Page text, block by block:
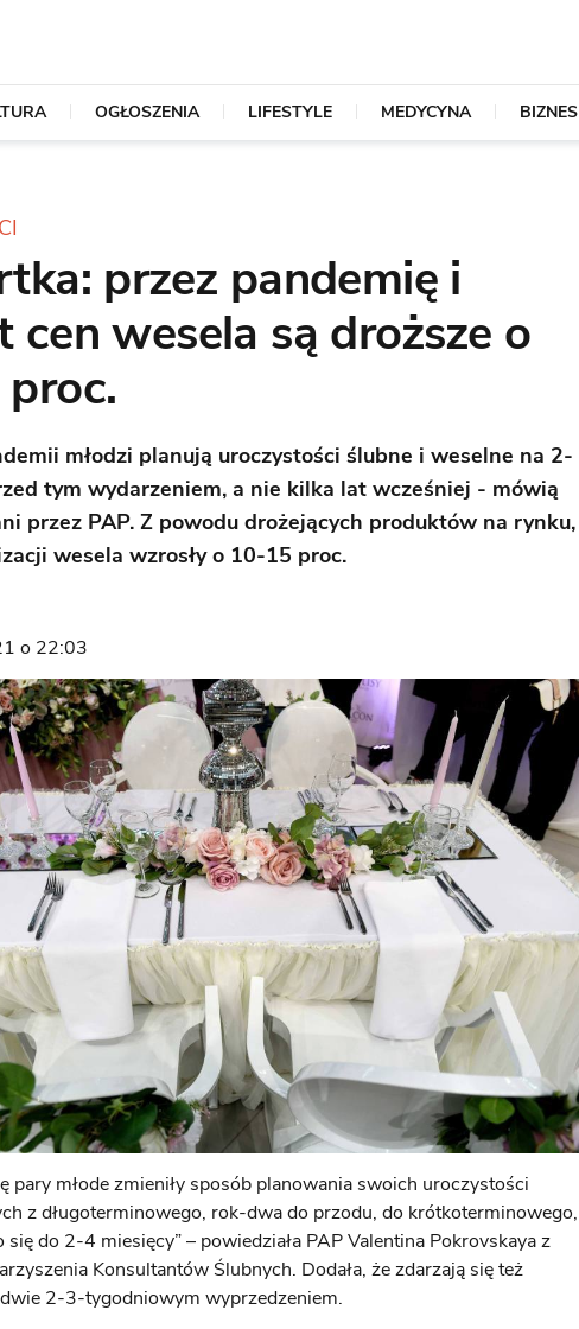
OGŁOSZENIA LIFESTYLE MEDYCYNA BIZNES
przez pandemię i
cen wesela są droższe o
młodzi planują uroczystości ślubne i weselne na 2-
tym wydarzeniem, a nie kilka lat wcześniej - mówią
przez PAP. Z powodu drożejących produktów na rynku,
wesela wzrosły o 10-15 proc.
o 22:03
pary młode zmieniły sposób planowania swoich uroczystości
z długoterminowego, rok-dwa do przodu, do krótkoterminowego,
się do 2-4 miesięcy” – powiedziała PAP Valentina Pokrovskaya z
Konsultantów Ślubnych. Dodała, że zdarzają się też
2-3-tygodniowym wyprzedzeniem.